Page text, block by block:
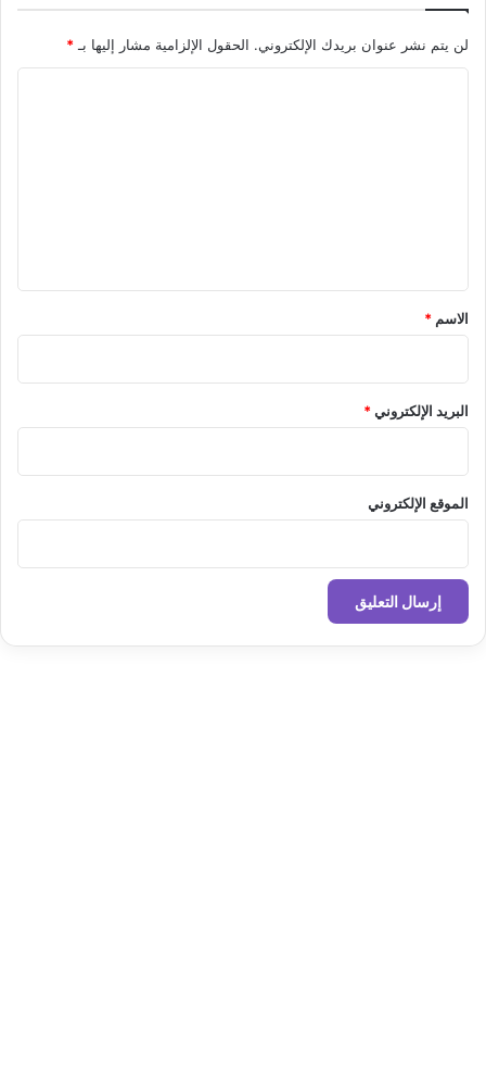
لن يتم نشر عنوان بريدك الإلكتروني. الحقول الإلزامية مشار إليها بـ *
*
الاسم *
البريد الإلكتروني*
الموقع الإلكتروني